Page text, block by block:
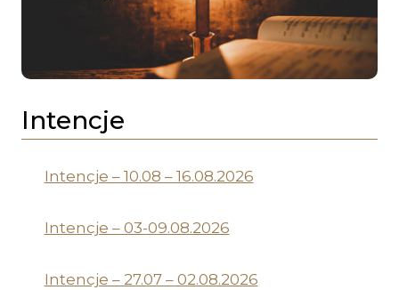
Intencje
Intencje – 10.08 – 16.08.2026
Intencje – 03-09.08.2026
Intencje – 27.07 – 02.08.2026